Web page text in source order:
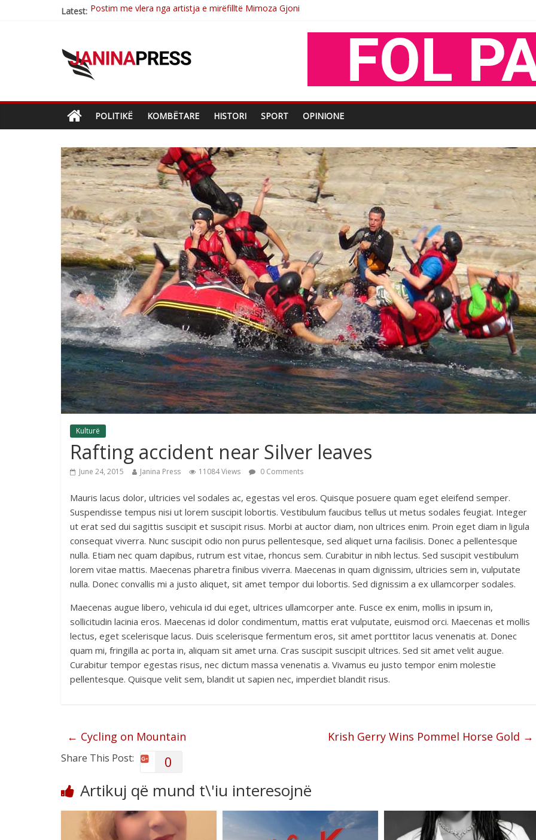
Latest: Nga poetja atdhetare Kumrie Shala -BOLL MO
Çlirimtari Mentor Mushkolaj nderohet me mirenjohje nga Xhevdet Qeriqi Dega e invalidëve në Fushë Kosovë
POLITIKË KOMBËTARE HISTORI SPORT OPINIONE
Kulturë
Rafting accident near Silver leaves
June 24, 2015 Janina Press 11084 Views 0 Comments
Mauris lacus dolor, ultricies vel sodales ac, egestas vel eros. Quisque posuere quam eget eleifend semper.
Suspendisse tempus nisi ut lorem suscipit lobortis. Vestibulum faucibus tellus ut metus sodales feugiat. Integer
ut erat sed dui sagittis suscipit et suscipit risus. Morbi at auctor diam, non ultrices enim. Proin eget diam in ligula
consequat viverra. Nunc suscipit odio non purus pellentesque, sed aliquet urna facilisis. Donec a pellentesque
nulla. Etiam nec quam dapibus, rutrum est vitae, rhoncus sem. Curabitur in nibh lectus. Sed suscipit vestibulum
lorem vitae mattis. Maecenas pharetra finibus viverra. Maecenas in quam dignissim, ultricies sem in, vulputate
nulla. Donec convallis mi a justo aliquet, sit amet tempor dui lobortis. Sed dignissim a ex ullamcorper sodales.
Maecenas augue libero, vehicula id dui eget, ultrices ullamcorper ante. Fusce ex enim, mollis in ipsum in,
sollicitudin lacinia eros. Maecenas id dolor condimentum, mattis erat vulputate, euismod orci. Maecenas et mollis
lectus, eget scelerisque lacus. Duis scelerisque fermentum eros, sit amet porttitor lacus venenatis at. Donec
quam mi, fringilla ac porta in, aliquam sit amet urna. Cras suscipit suscipit ultrices. Sed sit amet velit augue.
Curabitur tempor egestas risus, nec dictum massa venenatis a. Vivamus eu justo tempor enim molestie
pellentesque. Quisque velit sem, blandit ut sapien nec, imperdiet blandit risus.
← Cycling on Mountain Krish Gerry Wins Pommel Horse Gold →
Share This Post: 0
Artikuj që mund t\'iu interesojnë